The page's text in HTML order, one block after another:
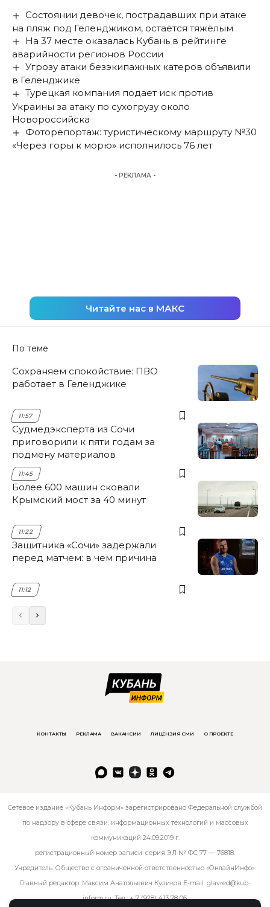
Состоянии девочек, пострадавших при атаке
на пляж под Геленджиком, остаётся тяжёлым
На 37 месте оказалась Кубань в рейтинге
аварийности регионов России
Угрозу атаки безэкипажных катеров объявили
в Геленджике
Турецкая компания подает иск против
Украины за атаку по сухогрузу около
Новороссийска
Фоторепортаж: туристическому маршруту №30
«Через горы к морю» исполнилось 76 лет
- РЕКЛАМА -
Читайте нас в МАКС
По теме
Сохраняем спокойствие: ПВО
работает в Геленджике
11:57
Судмедэксперта из Сочи
приговорили к пяти годам за
подмену материалов
11:45
Более 600 машин сковали
Крымский мост за 40 минут
11:22
Защитника «Сочи» задержали
перед матчем: в чем причина
11:12
КОНТАКТЫ РЕКЛАМА ВАКАНСИИ ЛИЦЕНЗИЯ СМИ О ПРОЕКТЕ
Сетевое издание «Кубань Информ» зарегистрировано Федеральной службой
по надзору в сфере связи, информационных технологий и массовых
коммуникаций 24.09.2019 г.
регистрационный номер записи: серия ЭЛ № ФС 77 — 76818.
Учредитель: Общество с ограниченной ответственностью «ОнлайнИнфо».
Главный редактор: Максим Анатольевич Куликов E-mail: glavred@kub-
inform.ru. Тел.:+ 7 (928) 413 78 06.